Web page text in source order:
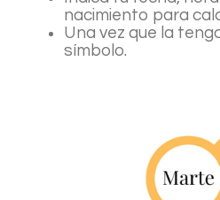
nacimiento para
Una vez que la
símbolo.